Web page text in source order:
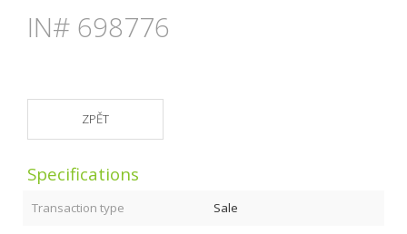
IN# 698776
ZPĚT
Specifications
Transaction type Sale